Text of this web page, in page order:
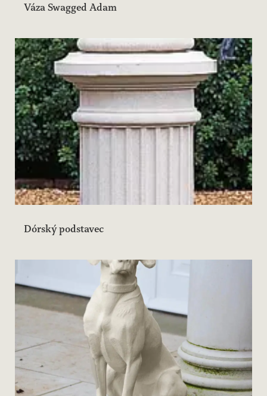
Váza Swagged Adam
Dórský podstavec